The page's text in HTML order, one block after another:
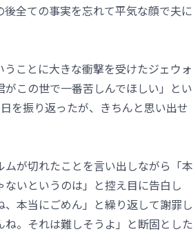
全ての事実を忘れて平気な顔で夫に
ことに大きな衝撃を受けたジェウォ
この世で一番苦しんでほしい」とい
を振り返ったが、きちんと思い出せ
が切れたことを言い出しながら「本
いというのは」と控え目に告白し
本当にごめん」と繰り返して謝罪し
。それは難しそうよ」と断固とした